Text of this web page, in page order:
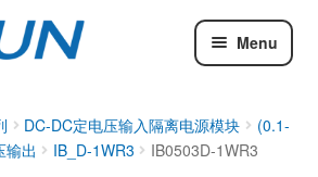
Menu
DC-DC定电压输入隔离电源模块
(0.1-
输出
IB_D-1WR3 IB0503D-1WR3